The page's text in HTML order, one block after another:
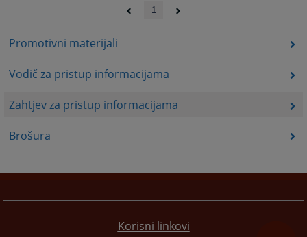
Promotivni materijali
Vodič za pristup informacijama
Zahtjev za pristup informacijama
Brošura
1
Korisni linkovi